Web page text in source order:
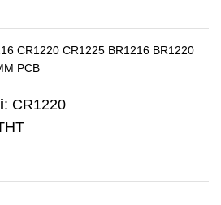
CR1220 CR1225 BR1216 BR1220
PCB
: CR1220